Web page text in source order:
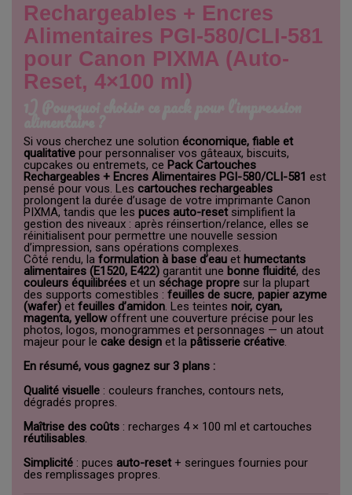
Rechargeables + Encres
Alimentaires PGI-580/CLI-581
pour Canon PIXMA (Auto-
Reset, 4×100 ml)
Si vous cherchez une solution économique, fiable et
qualitative pour personnaliser vos gâteaux, biscuits,
cupcakes ou entremets, ce Pack Cartouches
Rechargeables + Encres Alimentaires PGI-580/CLI-581 est
pensé pour vous. Les cartouches rechargeables
prolongent la durée d’usage de votre imprimante Canon
PIXMA, tandis que les puces auto-resetsimplifient la
gestion des niveaux : après réinsertion/relance, elles se
réinitialisent pour permettre une nouvelle session
d’impression, sans opérations complexes.
Côté rendu, la formulation à base d’eau et humectants
alimentaires (E1520, E422) garantit une bonne fluidité, des
couleurs équilibrées et unséchage propre sur la plupart
des supports comestibles : feuilles de sucre, papier azyme
(wafer) et feuilles d’amidon. Les teintes noir, cyan,
magenta, yellowoffrent une couverture précise pour les
photos, logos, monogrammes et personnages — un atout
majeur pour le cake design et la pâtisserie créative.
En résumé, vous gagnez sur 3 plans :
Qualité visuelle : couleurs franches, contours nets,
dégradés propres.
Maîtrise des coûts : recharges 4 × 100 ml et cartouches
réutilisables.
Simplicité : puces auto-reset+ seringues fournies pour
des remplissages propres.